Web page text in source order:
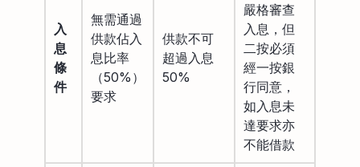
入
息
條
件
無需通過
供款佔入
息比率
（50%）
要求
供款不可
超過入息
50%
嚴格審查
入息，但
二按必須
經一按銀
行同意，
如入息未
達要求亦
不能借款